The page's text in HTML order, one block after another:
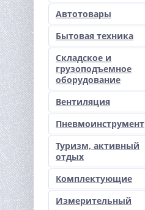
Автотовары
Бытовая техника
Складское и
грузоподъемное
оборудование
Вентиляция
Пневмоинструмент
Туризм, активный
отдых
Комплектующие
Измерительный